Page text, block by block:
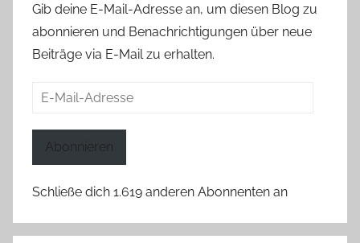
Gib deine E-Mail-Adresse an, um diesen Blog zu
abonnieren und Benachrichtigungen über neue
Beiträge via E-Mail zu erhalten.
E-
Abonnieren
Schließe dich 1.619 anderen Abonnenten an